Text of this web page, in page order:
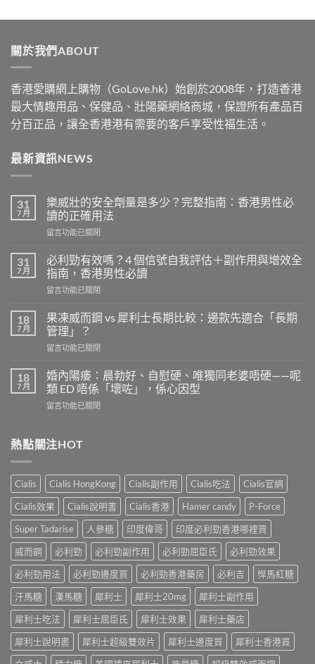
$519
關於我們ABOUT
香港愛購網上購物（GoLove.hk）始創於2008年，打造香港
最大情趣用品、保健品、壯陽藥網絡商城，保證所有產品百
分百正品，讓全香港港有需要的客戶享受性福生活。
最新資訊NEWS
31
7 月
樂威壯的安全劑量是多少？完整指南：香港男性必
讀的正確用法
在
威
壯
的
安
劑
量
是
多
完
整
南：
男
讀
的
正
確
用
法〉
留言功能已關閉
31
7 月
必利勁有效嗎？4 個信號自我評估＋副作用與增效全
指南，香港男性必讀
在
利
勁
有
效
4
個
信
號
評
副
作
用
與
增
效
指
南，
香
男
性
必
讀〉
留言功能已關閉
18
7 月
果凍威而鋼 vs 犀利士長期比較：邊款先適合「長期
管理」？
在
凍
威
而
鋼
利
期
比
較：
邊
款
先
合
「長
期
理」？〉
中
留言功能已關閉
18
7 月
婚內陽痿：晨勃好、自慰硬、唯獨同老婆唔硬——呢
類 ED 唔係「壞咗」，係心因型
在
陽
痿：
勃
好、
自
慰
硬、
唯
同
老
婆
硬
——
呢
類
ED
留言功能已關閉
熱點關注HOT
Cialis Cialis HongKong Cialis副作用 Cialis吃法
Cialis官網
Cialis效果
Cialis說明書 Cialis香港 Hamer candy
P-Force
Super Tadarise
人參糖 印度偉哥
印度必利勁香港哪裡買
威而鋼
必利勁 必利勁副作用 必利勁屈臣氏
必利勁效果
必利勁用法
必利勁邊度買 必利勁香港藥房 必利吉
悍馬紅糖
汗馬糖
漢馬糖 犀利士 犀利士20mg
犀利士副作用
犀利士吃法
犀利士屈臣氏 犀利士效果
犀利士藥店
犀利士說明書
犀利士超級雙效片 犀利士邊度買
犀利士香港買